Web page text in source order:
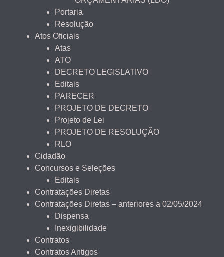
Portaria
Resolução
Atos Oficiais
Atas
ATO
DECRETO LEGISLATIVO
Editais
PARECER
PROJETO DE DECRETO
Projeto de Lei
PROJETO DE RESOLUÇÃO
RLO
Cidadão
Concursos e Seleções
Editais
Contratações Diretas
Contratações Diretas – anteriores a 02/05/2024
Dispensa
Inexigibilidade
Contratos
Contratos Antigos